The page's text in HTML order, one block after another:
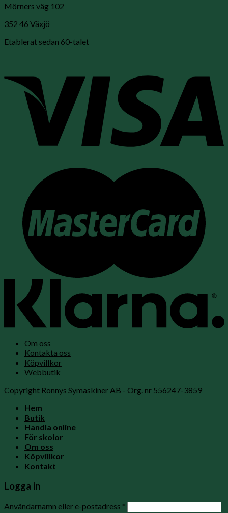
Mörners väg 102
352 46 Växjö
Etablerat sedan 60-talet
Om oss
Kontakta oss
Köpvillkor
Webbutik
Copyright Ronnys Symaskiner AB - Org. nr 556247-3859
Hem
Butik
Handla online
För skolor
Om oss
Köpvillkor
Kontakt
Logga in
Användarnamn eller e-postadress *